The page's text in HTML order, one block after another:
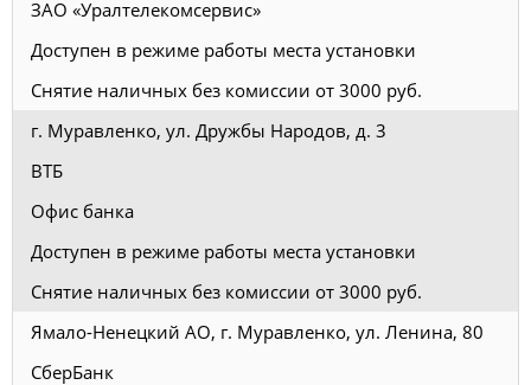
ЗАО «Уралтелекомсервис»
Доступен в режиме работы места установки
Снятие наличных без комиссии от 3000 руб.
г. Муравленко, ул. Дружбы Народов, д. 3
ВТБ
Офис банка
Доступен в режиме работы места установки
Снятие наличных без комиссии от 3000 руб.
Ямало-Ненецкий АО, г. Муравленко, ул. Ленина, 80
СберБанк